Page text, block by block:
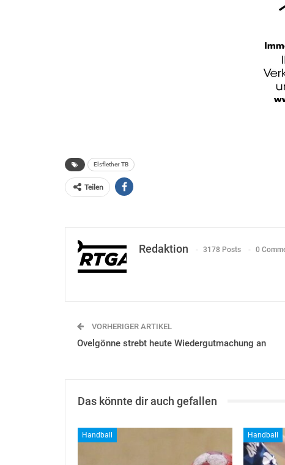
Elsflether TB
Teilen
Redaktion 3178 Posts 0
VORHERIGER ARTIKEL
Ovelgönne strebt heute Wiedergutmachung an
Das könnte dir auch gefallen
Handball Handball